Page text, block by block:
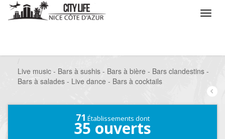
Live music - Bars à sushis - Bars à bière - Bars clandestins -
Bars à salades - Live dance - Bars à cocktails
71 Établissements dont
35 ouverts